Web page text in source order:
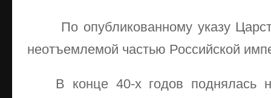
По опубликованному указу
неотъемлемой частью Российской
В конце 40-х годов поднялась